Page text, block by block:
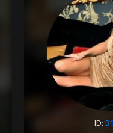
ID: